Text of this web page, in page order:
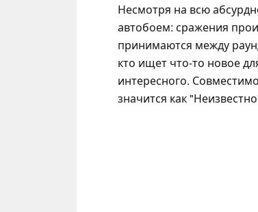
Несмотря на всю
автобоем: сражения
принимаются между
кто ищет что-то новое
интересного.
значится как